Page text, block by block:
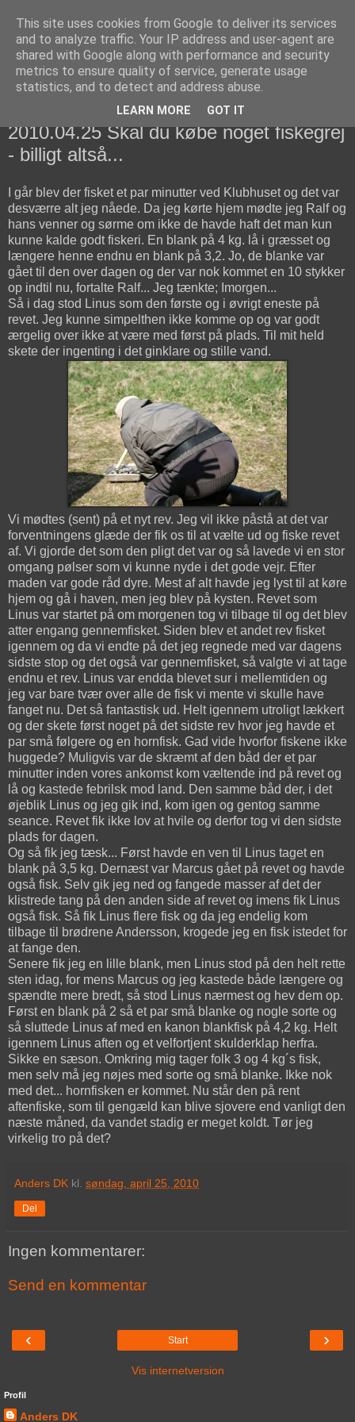
fiskedagbog.dk
Havørredfiskeri, tordenvejr og rav i (en skøn?) tre-enighed
2010.04.25 Skal du købe noget fiskegrej
- billigt altså...
I går blev der fisket et par minutter ved Klubhuset og det var
desværre alt jeg nåede. Da jeg kørte hjem mødte jeg Ralf og
hans venner og sørme om ikke de havde haft det man kun
kunne kalde godt fiskeri. En blank på 4 kg. lå i græsset og
længere henne endnu en blank på 3,2. Jo, de blanke var
gået til den over dagen og der var nok kommet en 10 stykker
op indtil nu, fortalte Ralf... Jeg tænkte; Imorgen...
Så i dag stod Linus som den første og i øvrigt eneste på
revet. Jeg kunne simpelthen ikke komme op og var godt
ærgelig over ikke at være med først på plads. Til mit held
skete der ingenting i det ginklare og stille vand.
Vi mødtes (sent) på et nyt rev. Jeg vil ikke påstå at det var
forventningens glæde der fik os til at vælte ud og fiske revet
af. Vi gjorde det som den pligt det var og så lavede vi en stor
omgang pølser som vi kunne nyde i det gode vejr. Efter
maden var gode råd dyre. Mest af alt havde jeg lyst til at køre
hjem og gå i haven, men jeg blev på kysten. Revet som
Linus var startet på om morgenen tog vi tilbage til og det blev
atter engang gennemfisket. Siden blev et andet rev fisket
igennem og da vi endte på det jeg regnede med var dagens
sidste stop og det også var gennemfisket, så valgte vi at tage
endnu et rev. Linus var endda blevet sur i mellemtiden og
jeg var bare tvær over alle de fisk vi mente vi skulle have
fanget nu. Det så fantastisk ud. Helt igennem utroligt lækkert
og der skete først noget på det sidste rev hvor jeg havde et
par små følgere og en hornfisk. Gad vide hvorfor fiskene ikke
huggede? Muligvis var de skræmt af den båd der et par
minutter inden vores ankomst kom væltende ind på revet og
lå og kastede febrilsk mod land. Den samme båd der, i det
øjeblik Linus og jeg gik ind, kom igen og gentog samme
seance. Revet fik ikke lov at hvile og derfor tog vi den sidste
plads for dagen.
Og så fik jeg tæsk... Først havde en ven til Linus taget en
blank på 3,5 kg. Dernæst var Marcus gået på revet og havde
også fisk. Selv gik jeg ned og fangede masser af det der
klistrede tang på den anden side af revet og imens fik Linus
også fisk. Så fik Linus flere fisk og da jeg endelig kom
tilbage til brødrene Andersson, krogede jeg en fisk istedet for
at fange den.
Senere fik jeg en lille blank, men Linus stod på den helt rette
sten idag, for mens Marcus og jeg kastede både længere og
spændte mere bredt, så stod Linus nærmest og hev dem op.
Først en blank på 2 så et par små blanke og nogle sorte og
så sluttede Linus af med en kanon blankfisk på 4,2 kg. Helt
igennem Linus aften og et velfortjent skulderklap herfra.
Sikke en sæson. Omkring mig tager folk 3 og 4 kg´s fisk,
men selv må jeg nøjes med sorte og små blanke. Ikke nok
med det... hornfisken er kommet. Nu står den på rent
aftenfiske, som til gengæld kan blive sjovere end vanligt den
næste måned, da vandet stadig er meget koldt. Tør jeg
virkelig tro på det?
Anders DK kl. søndag, april 25, 2010
Del
Ingen kommentarer:
Send en kommentar
‹ ›
Start
Vis internetversion
Profil
Anders DK
This site uses cookies from Google to deliver its services
and to analyze traffic. Your IP address and user-agent are
shared with Google along with performance and security
metrics to ensure quality of service, generate usage
statistics, and to detect and address abuse.
LEARN MORE GOT IT